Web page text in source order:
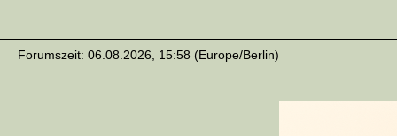
Forumszeit: 06.08.2026, 15:58 (Europe/Berlin)